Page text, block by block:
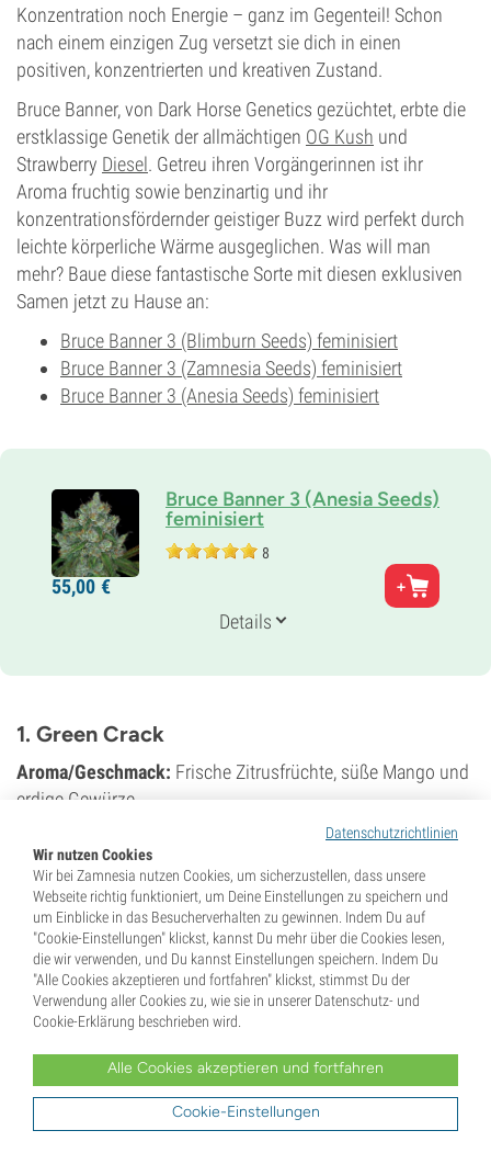
Konzentration noch Energie – ganz im Gegenteil! Schon
nach einem einzigen Zug versetzt sie dich in einen
positiven, konzentrierten und kreativen Zustand.
Bruce Banner, von Dark Horse Genetics gezüchtet, erbte die
erstklassige Genetik der allmächtigen OG Kush und
Strawberry Diesel. Getreu ihren Vorgängerinnen ist ihr
Aroma fruchtig sowie benzinartig und ihr
konzentrationsfördernder geistiger Buzz wird perfekt durch
leichte körperliche Wärme ausgeglichen. Was will man
mehr? Baue diese fantastische Sorte mit diesen exklusiven
Samen jetzt zu Hause an:
Bruce Banner 3 (Blimburn Seeds) feminisiert
Bruce Banner 3 (Zamnesia Seeds) feminisiert
Bruce Banner 3 (Anesia Seeds) feminisiert
Bruce Banner 3 (Anesia Seeds)
feminisiert
8
Eltern
OG Ghost x (Chemdawg D x Tang Tang)
60% Sativa
8-9 wochen
28%
CBD
Gering
Blütentyp
55,00 €
Details
1. Green Crack
Aroma/Geschmack: Frische Zitrusfrüchte, süße Mango und
erdige Gewürze
Energiegeladener zerebraler Rausch mit
messerscharfem Fokus
Genetik:Skunk #1 x unbekannte Indica
Der Ursprung von Green Crack ist nicht ganz klar. Doch
eines ist sicher: Diese Hybride hat alle Konsumenten in
ihren Bann gezogen! Green Crack ist ein Kraftpaket für
tagsüber, das den Geist direkt nach dem ersten Zug auf
Hochtouren bringt, was sie zu einer Top-Wahl für alle macht,
die konzentriert,motiviert, kreativ und voller Energie bleiben
Datenschutzrichtlinien
Wir nutzen Cookies
Wir bei Zamnesia nutzen Cookies, um sicherzustellen, dass unsere
Webseite richtig funktioniert, um Deine Einstellungen zu speichern und
um Einblicke in das Besucherverhalten zu gewinnen. Indem Du auf
"Cookie-Einstellungen" klickst, kannst Du mehr über die Cookies lesen,
die wir verwenden, und Du kannst Einstellungen speichern. Indem Du
"Alle Cookies akzeptieren und fortfahren" klickst, stimmst Du der
Verwendung aller Cookies zu, wie sie in unserer Datenschutz- und
Cookie-Erklärung beschrieben wird.
Alle Cookies akzeptieren und fortfahren
Cookie-Einstellungen